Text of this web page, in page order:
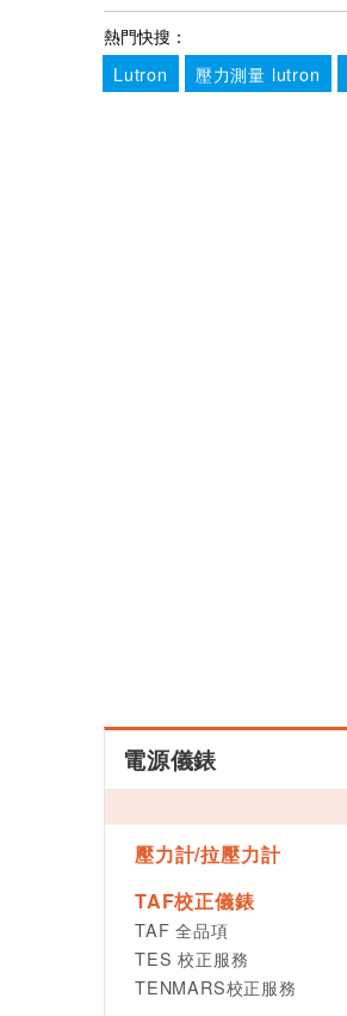
熱門快搜：
Lutron
壓力測量 lutron
電源儀錶
壓力計/拉壓力計
TAF校正儀錶
TAF 全品項
TES 校正服務
TENMARS校正服務